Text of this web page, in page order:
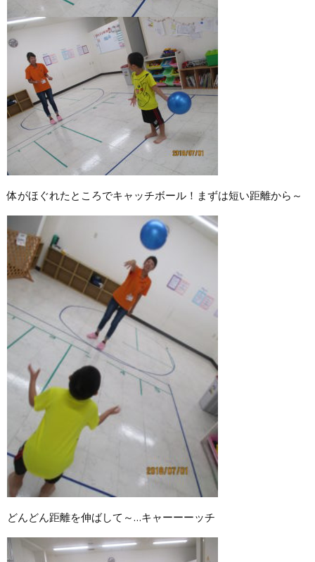
体がほぐれたところでキャッチボール！まずは短い距離から～
どんどん距離を伸ばして～…キャーーーッチ